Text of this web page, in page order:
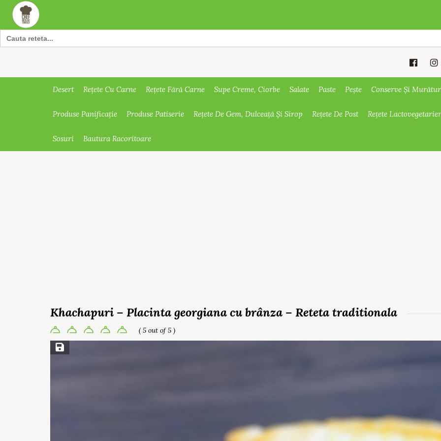
Search
for:
Desert Rețete Cu Carne Rețete Fără Carne Supe Creme, Ciorbe Salate Paste Pește Conserve Și
Produse Panificație Produse Patiserie Rețete De Gem, Dulceață Și Sirop Rețete De Post Rețete
Sosuri Bautura Racoritoare
Khachapuri – Placinta georgiana cu brânza – Reteta traditionala
( 5 out of 5 )
Save Recipe